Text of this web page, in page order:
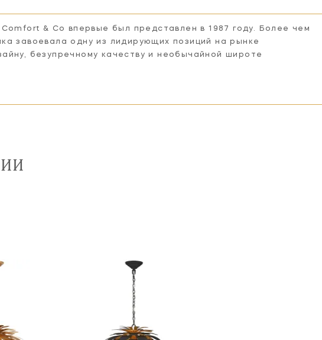
& Co впервые был представлен в 1987 году. Более чем
завоевала одну из лидирующих позиций на рынке
безупречному качеству и необычайной широте